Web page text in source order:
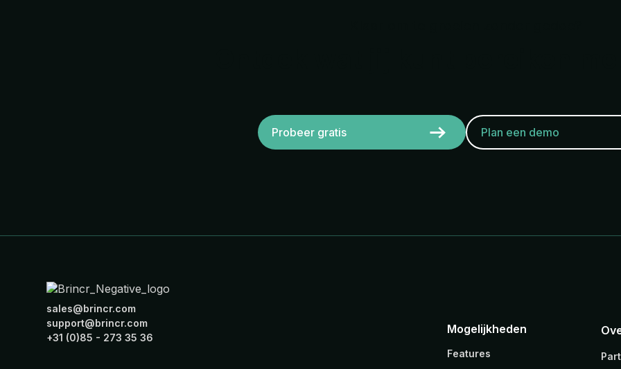
Probeer gratis Plan een demo
sales@brincr.com
support@brincr.com
+31 (0)85 - 273 35 36
Mogelijkheden
Features